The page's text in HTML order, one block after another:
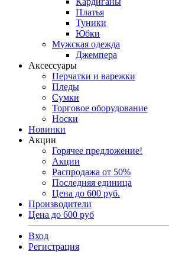
Платья
Туники
Юбки
Мужская одежда
Джемпера
Аксессуары
Перчатки и варежки
Пледы
Сумки
Торговое оборудование
Носки
Новинки
Акции
Горячее предложение!
Акции
Распродажа от 50%
Последняя единица
Цена до 600 руб.
Производители
Цена до 600 руб
Вход
Регистрация